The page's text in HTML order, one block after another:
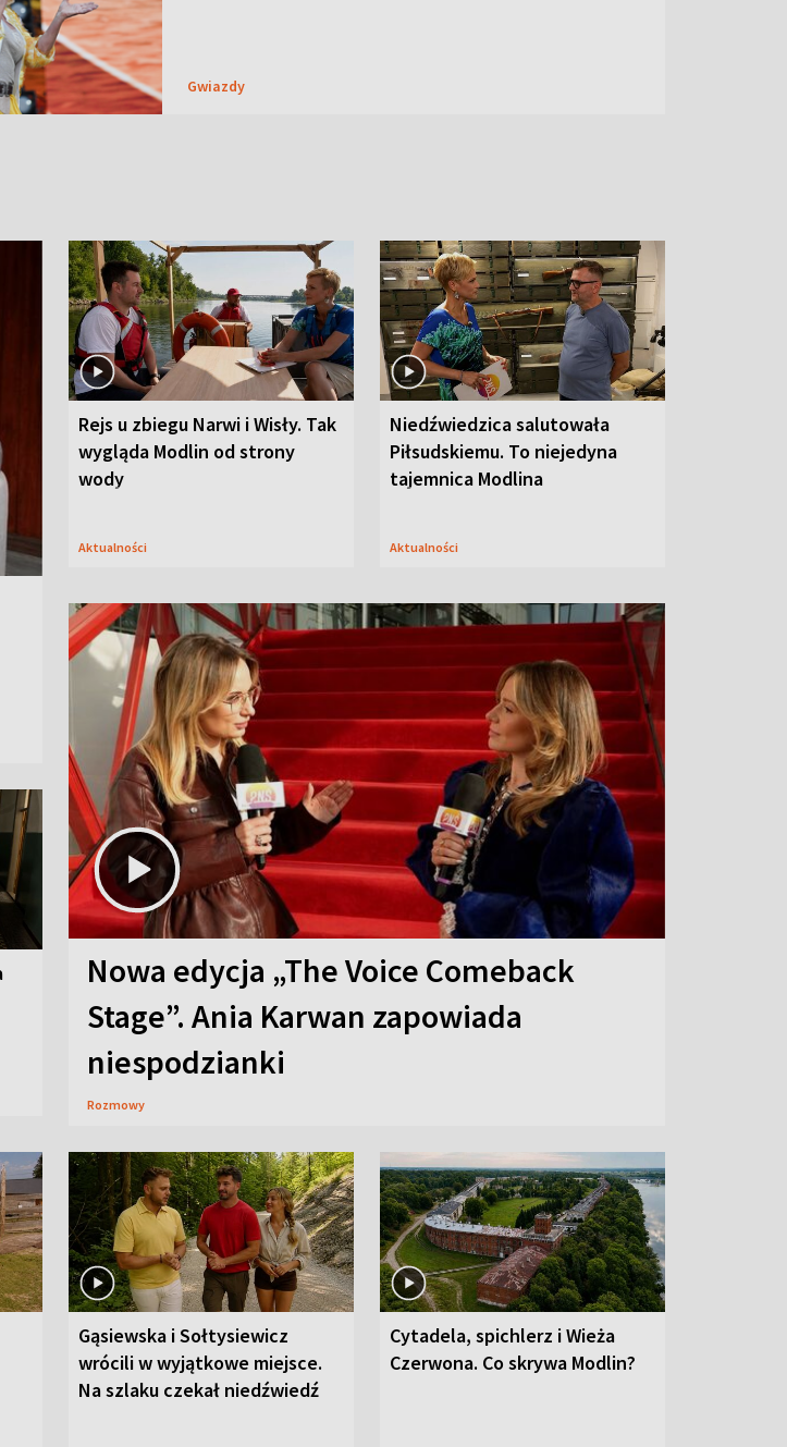
Gwiazdy
Rejs u zbiegu Narwi i Wisły. Tak
wygląda Modlin od strony
wody
Aktualności
Niedźwiedzica salutowała
Piłsudskiemu. To niejedyna
tajemnica Modlina
Aktualności
Nowa edycja „The Voice Comeback
Stage”. Ania Karwan zapowiada
niespodzianki
Rozmowy
Gąsiewska i Sołtysiewicz
wrócili w wyjątkowe miejsce.
Na szlaku czekał niedźwiedź
Cytadela, spichlerz i Wieża
Czerwona. Co skrywa Modlin?